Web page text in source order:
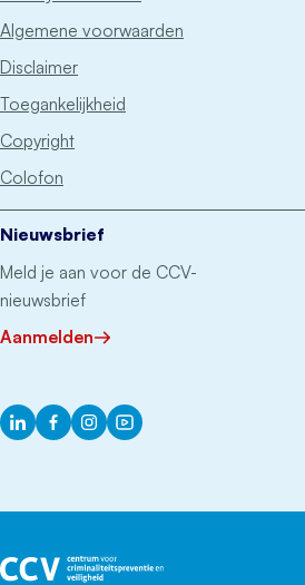
Algemene voorwaarden
Disclaimer
Toegankelijkheid
Copyright
Colofon
Nieuwsbrief
Meld je aan voor de CCV-
nieuwsbrief
Aanmelden
LinkedInFacebook
InstagramYouTube